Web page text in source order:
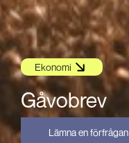
Ekonomi
Gåvobrev
Lämna en förfrågan